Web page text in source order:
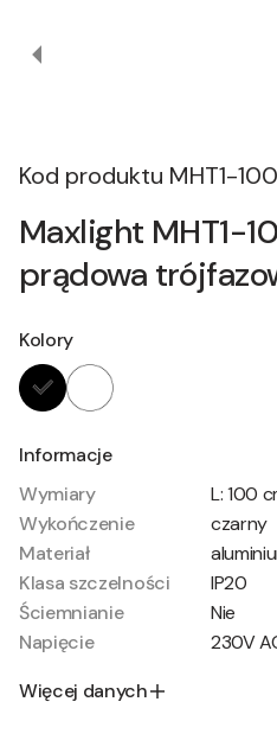
Kod produktu MHT1-
Maxlight MHT1-
prądowa
Kolory
Informacje
Wymiary
L: 100
Wykończenie
czarny
Materiał
Klasa szczelności
IP20
Ściemnianie
Nie
Napięcie
230V
Więcej danych